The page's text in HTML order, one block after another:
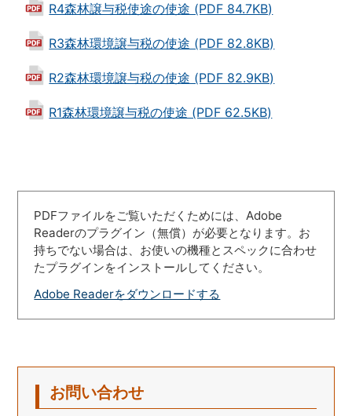
R4森林譲与税使途の使途 (PDF 84.7KB)
R3森林環境譲与税の使途 (PDF 82.8KB)
R2森林環境譲与税の使途 (PDF 82.9KB)
R1森林環境譲与税の使途 (PDF 62.5KB)
PDFファイルをご覧いただくためには、Adobe
Readerのプラグイン（無償）が必要となります。お
持ちでない場合は、お使いの機種とスペックに合わせ
たプラグインをインストールしてください。
Adobe Readerをダウンロードする
お問い合わせ